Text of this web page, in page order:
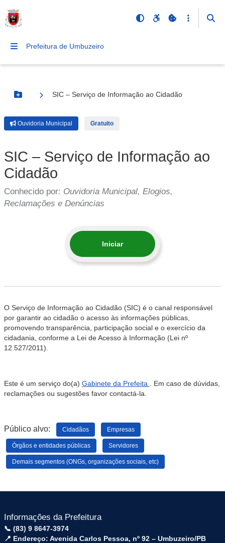
Prefeitura de Umbuzeiro
Botão Menu
SIC – Serviço de Informação ao Cidadão
Ouvidoria Municipal Gratuito
SIC – Serviço de Informação ao
Cidadão
Conhecido por: Ouvidoria Municipal, Elogios,
Reclamações e Denúncias
Iniciar
O Serviço de Informação ao Cidadão (SIC) é o canal responsável
por garantir ao cidadão o acesso às informações públicas,
promovendo transparência, participação social e o exercício da
cidadania, conforme a Lei de Acesso à Informação (Lei nº
12.527/2011).
Este é um serviço do(a) Gabinete da Prefeita
. Em caso de dúvidas,
reclamações ou sugestões favor contactá-la.
Público alvo: Cidadãos Empresas
Órgãos e entidades públicas Servidores
Demais segmentos (ONGs, organizações sociais, etc)
Informações da Prefeitura
📞 (83) 9 8647-3974
📍 Endereço: Avenida Carlos Pessoa, nº 92 – Umbuzeiro/PB